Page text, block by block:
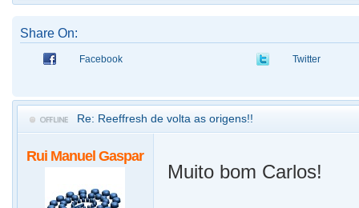
Share On:
Facebook Twitter
Re: Reeffresh de volta as origens!!
Rui Manuel Gaspar
Muito bom Carlos!